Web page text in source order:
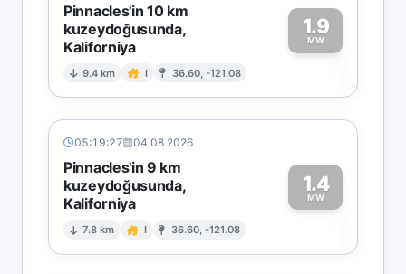
Pinnacles'in 10 km
kuzeydoğusunda,
Kaliforniya
9.4 km I 36.60, -121.08
1.9
MW
1
05:19:27 04.08.2026
Pinnacles'in 9 km
kuzeydoğusunda,
Kaliforniya
7.8 km I 36.60, -121.08
1.4
MW
1